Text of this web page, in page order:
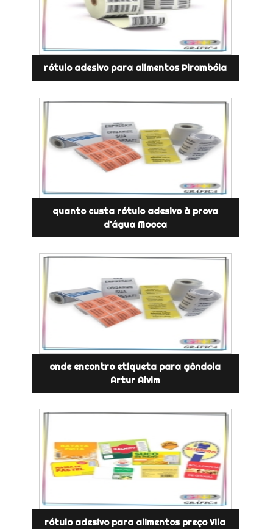
rótulo adesivo para alimentos Pirambóia
quanto custa rótulo adesivo à prova
d'água Mooca
onde encontro etiqueta para gôndola
Artur Alvim
rótulo adesivo para alimentos preço Vila